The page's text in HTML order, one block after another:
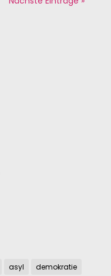
asyl
demokratie